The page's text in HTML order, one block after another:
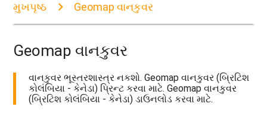
મુખપૃષ્ઠ Geomap વાનકુવર
Geomap વાનકુવર
વાનકુવર ભૂસ્તરશાસ્ત્ર નકશો. Geomap વાનકુવર (બ્રિટિશ
કોલંબિયા - કેનેડા) પ્રિન્ટ કરવા માટે. Geomap વાનકુવર
(બ્રિટિશ કોલંબિયા - કેનેડા) ડાઉનલોડ કરવા માટે.